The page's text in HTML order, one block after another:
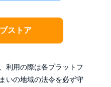
ストア
利用の際は各プラットフ
いの地域の法令を必ず守